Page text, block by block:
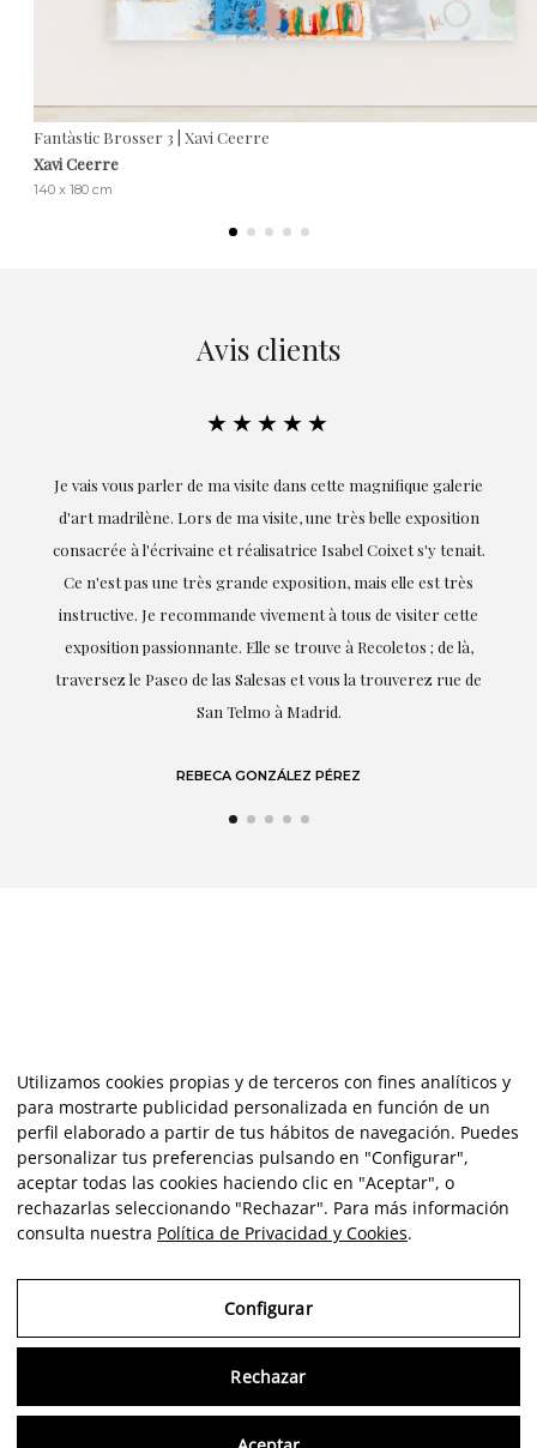
Fantàstic Brosser 3 | Xavi Ceerre
Xavi Ceerre
140 x 180 cm
Avis clients
★★★★★
Je vais vous parler de ma visite dans cette magnifique galerie
d'art madrilène. Lors de ma visite, une très belle exposition
consacrée à l'écrivaine et réalisatrice Isabel Coixet s'y tenait.
Ce n'est pas une très grande exposition, mais elle est très
instructive. Je recommande vivement à tous de visiter cette
exposition passionnante. Elle se trouve à Recoletos ; de là,
traversez le Paseo de las Salesas et vous la trouverez rue de
San Telmo à Madrid.
REBECA GONZÁLEZ PÉREZ
Utilizamos cookies propias y de terceros con fines analíticos y
para mostrarte publicidad personalizada en función de un
perfil elaborado a partir de tus hábitos de navegación. Puedes
personalizar tus preferencias pulsando en "Configurar",
aceptar todas las cookies haciendo clic en "Aceptar", o
rechazarlas seleccionando "Rechazar". Para más información
consulta nuestra Política de Privacidad y Cookies.
Configurar
Rechazar